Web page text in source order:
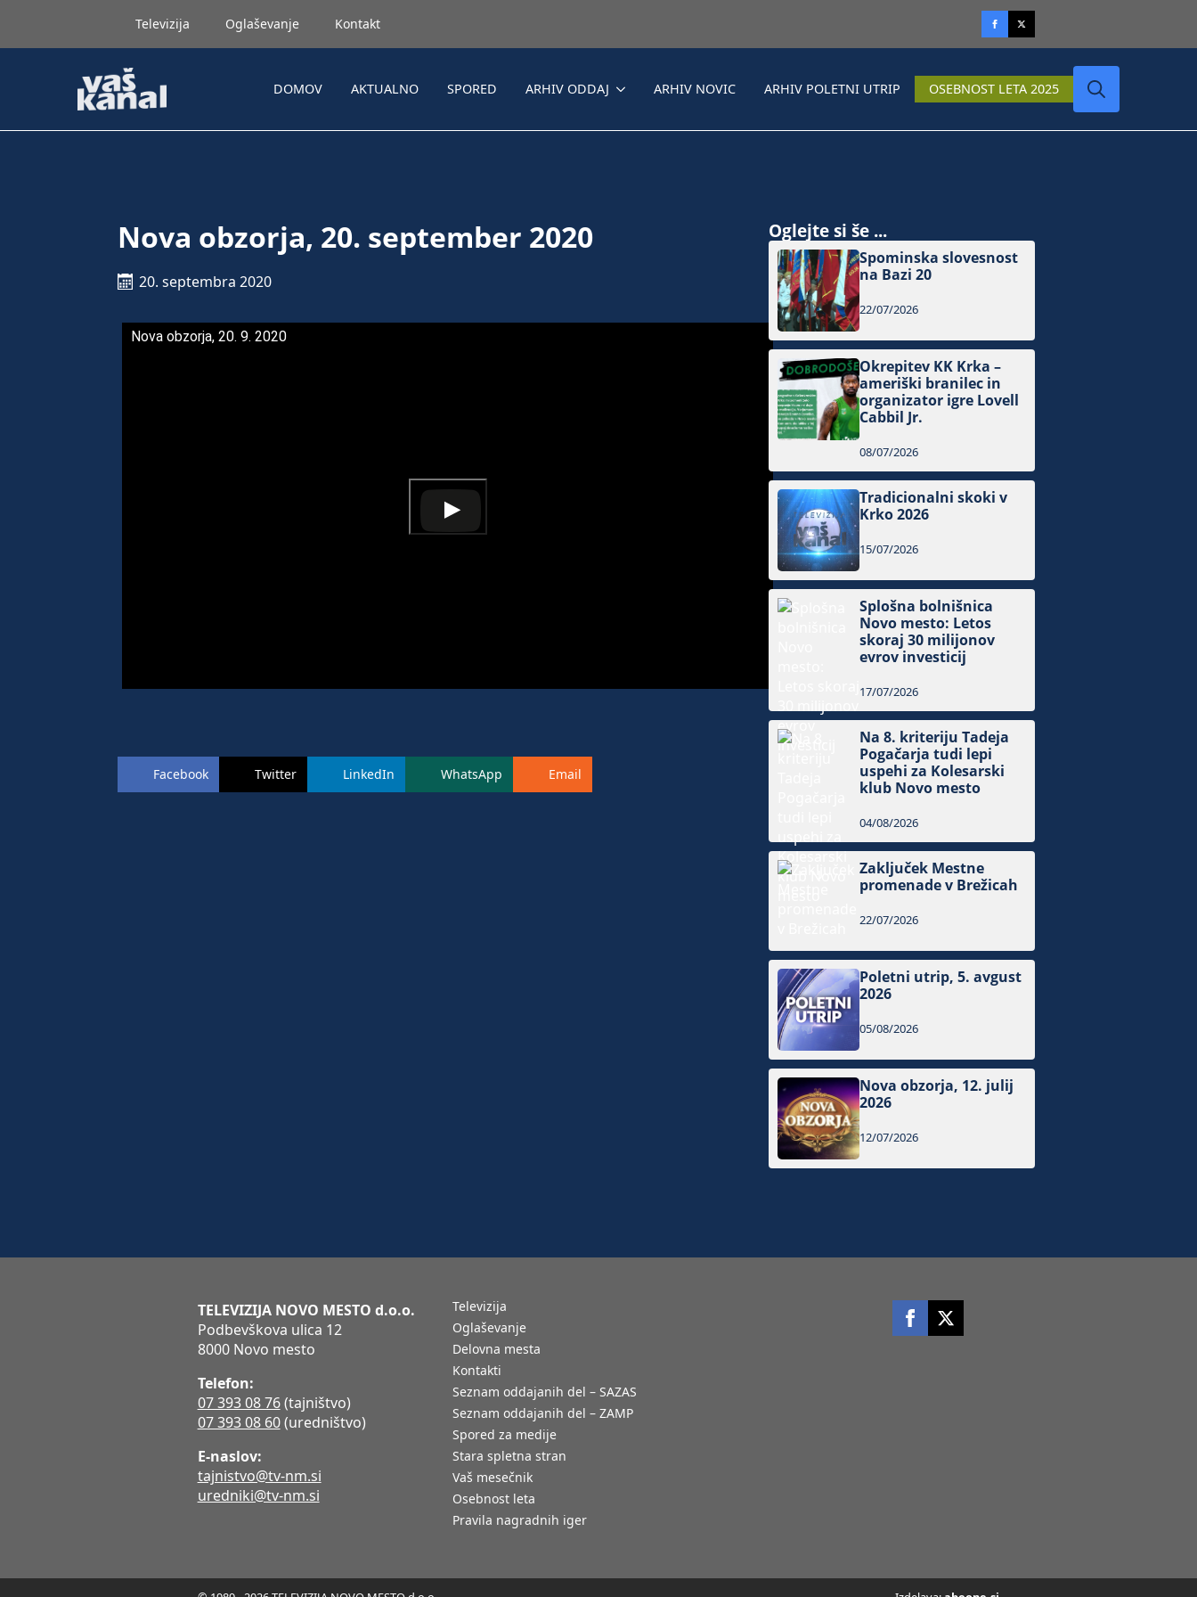
Televizija Oglaševanje Kontakt
DOMOV AKTUALNO SPORED ARHIV ODDAJ ARHIV NOVIC ARHIV POLETNI UTRIP OSEBNOST LETA 2025
Nova obzorja, 20. september 2020
20. septembra 2020
Nova obzorja, 20. 9. 2020
Facebook Twitter LinkedIn WhatsApp Email
Oglejte si še ...
Spominska slovesnost
na Bazi 20
22/07/2026
Okrepitev KK Krka –
ameriški branilec in
organizator igre Lovell
Cabbil Jr.
08/07/2026
Tradicionalni skoki v
Krko 2026
15/07/2026
Splošna bolnišnica
Novo mesto: Letos
skoraj 30 milijonov
evrov investicij
17/07/2026
Na 8. kriteriju Tadeja
Pogačarja tudi lepi
uspehi za Kolesarski
klub Novo mesto
04/08/2026
Zaključek Mestne
promenade v Brežicah
22/07/2026
Poletni utrip, 5. avgust
2026
05/08/2026
Nova obzorja, 12. julij
2026
12/07/2026
TELEVIZIJA NOVO MESTO d.o.o.
Podbevškova ulica 12
8000 Novo mesto
Telefon:
07 393 08 76(tajništvo)
07 393 08 60(uredništvo)
E-naslov:
tajnistvo@tv-nm.si
uredniki@tv-nm.si
Televizija
Oglaševanje
Delovna mesta
Kontakti
Seznam oddajanih del – SAZAS
Seznam oddajanih del – ZAMP
Spored za medije
Stara spletna stran
Vaš mesečnik
Osebnost leta
Pravila nagradnih iger